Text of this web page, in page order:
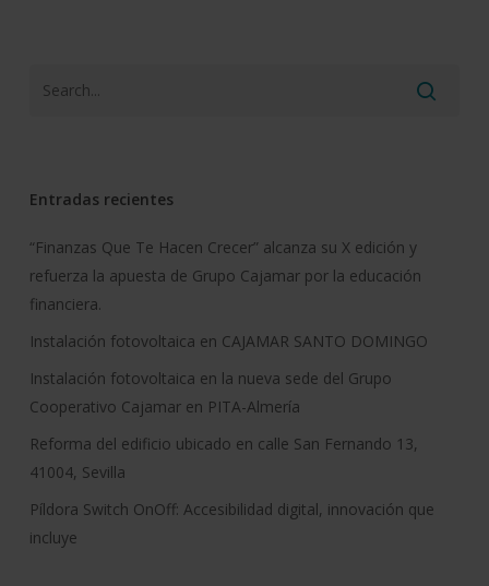
Entradas recientes
“Finanzas Que Te Hacen Crecer” alcanza su X edición y
refuerza la apuesta de Grupo Cajamar por la educación
financiera.
Instalación fotovoltaica en CAJAMAR SANTO DOMINGO
Instalación fotovoltaica en la nueva sede del Grupo
Cooperativo Cajamar en PITA-Almería
Reforma del edificio ubicado en calle San Fernando 13,
41004, Sevilla
Píldora Switch OnOff: Accesibilidad digital, innovación que
incluye